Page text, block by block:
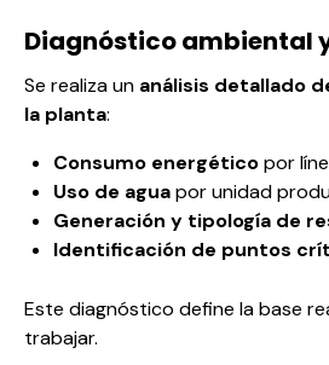
Diagnóstico ambiental
Se realiza un análisis detallado
la planta:
Consumo energéticopor
Uso de aguapor unidad
Generación y tipología de
Identificación de puntos
Este diagnóstico define la base
trabajar.